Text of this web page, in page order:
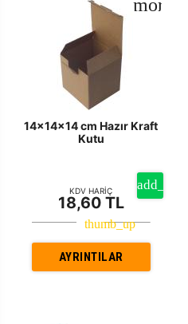
14x14x14 cm Hazır Kraft
Kutu
KDV HARİÇ
18,60 TL
AYRINTILAR